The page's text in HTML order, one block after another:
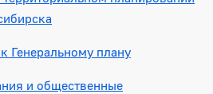
Генеральному плану
и общественные